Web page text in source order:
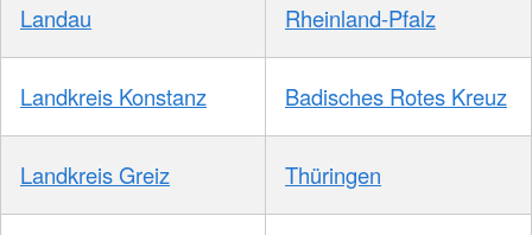
Landau Rheinland-Pfalz
Landkreis Konstanz Badisches Rotes Kreuz
Landkreis Greiz Thüringen